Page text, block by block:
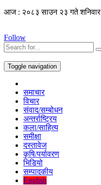
आज : २०८३ साउन २३ गते शनिवार
Follow
Toggle navigation
समाचार
विचार
संवाद/सम्बोधन
अन्तर्राष्ट्रिय
कला/साहित्य
समीक्षा
दस्तावेज
कृषि/पर्यावरण
भिडियो
सम्पादकीय
English